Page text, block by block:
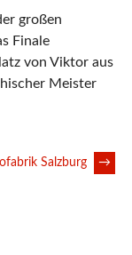
großen
Finale
von Viktor aus
Meister
Salzburg →